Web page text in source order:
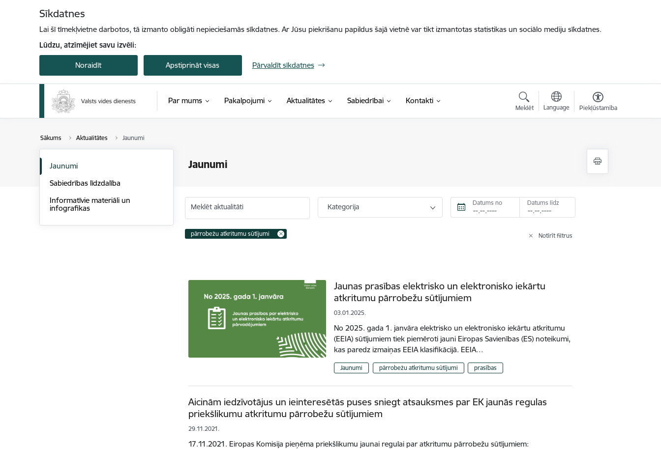
Sīkdatnes
Lai šī tīmekļvietne darbotos, tā izmanto obligāti nepieciešamās sīkdatnes. Ar Jūsu piekrišanu papildus šajā vietnē var tikt izmantotas statistikas un sociālo mediju sīkdatnes.
Lūdzu, atzīmējiet savu izvēli:
Noraidīt Apstiprināt visas Pārvaldīt sīkdatnes
Par mums Pakalpojumi Aktualitātes Sabiedrībai Kontakti
Meklēt Language Piekļūstamība
Sākums Aktualitātes Jaunumi
Jaunumi
Jaunumi
Sabiedrības līdzdalība
Informatīvie materiāli un
infografikas
Meklēt aktualitāti Kategorija Datums no Datums līdz
pārrobežu atkritumu sūtījumi Notīrīt filtrus
Jaunas prasības elektrisko un elektronisko iekārtu
atkritumu pārrobežu sūtījumiem
03.01.2025.
No 2025. gada 1. janvāra elektrisko un elektronisko iekārtu atkritumu
(EEIA) sūtījumiem tiek piemēroti jauni Eiropas Savienības (ES) noteikumi,
kas paredz izmaiņas EEIA klasifikācijā. EEIA…
Jaunumi pārrobežu atkritumu sūtījumi prasības
Aicinām iedzīvotājus un ieinteresētās puses sniegt atsauksmes par EK jaunās regulas
priekšlikumu atkritumu pārrobežu sūtījumiem
29.11.2021.
17.11.2021. Eiropas Komisija pieņēma priekšlikumu jaunai regulai par atkritumu pārrobežu sūtījumiem: